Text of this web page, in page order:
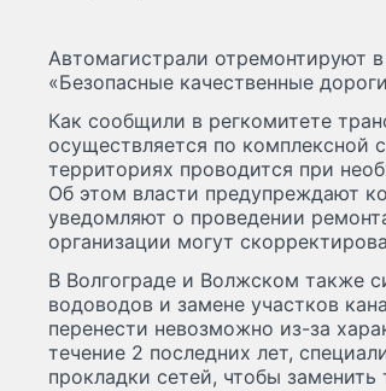
Автомагистрали отремонтируют
«Безопасные качественные
Как сообщили в регкомитете
осуществляется по комплексной
территориях проводится при
Об этом власти предупреждают
уведомляют о проведении
организации могут
В Волгограде и Волжском также
водоводов и замене участков
перенести невозможно из-за
течение 2 последних лет,
прокладки сетей, чтобы